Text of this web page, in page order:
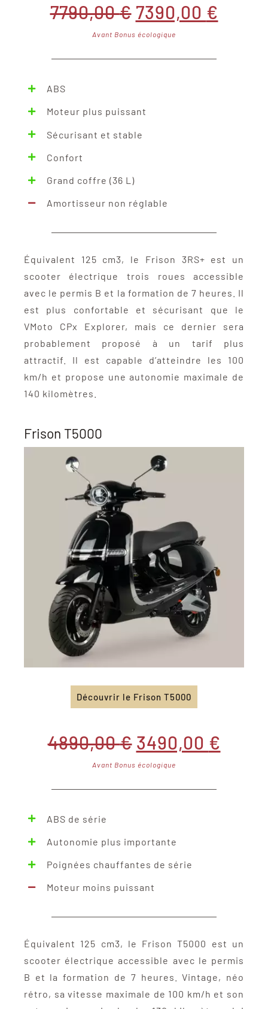
7790,00€ Le
prix
était :
7790,00 €.
7390,00 €
Avant Bonus écologique
ABS
Moteur plus puissant
Sécurisant et stable
Confort
Grand coffre (36 L)
Amortisseur non réglable
Équivalent 125 cm3, le Frison 3RS+ est un
scooter électrique trois roues accessible
avec le permis B et la formation de 7 heures. Il
est plus confortable et sécurisant que le
VMoto CPx Explorer, mais ce dernier sera
probablement proposé à un tarif plus
attractif. Il est capable d’atteindre les 100
km/h et propose une autonomie maximale de
140 kilomètres.
Frison T5000
Découvrir le Frison T5000
4890,00€ Le
prix
était :
4890,00 €.
3490,00 €
Avant Bonus écologique
ABS de série
Autonomie plus importante
Poignées chauffantes de série
Moteur moins puissant
Équivalent 125 cm3, le Frison T5000 est un
scooter électrique accessible avec le permis
B et la formation de 7 heures. Vintage, néo
rétro, sa vitesse maximale de 100 km/h et son